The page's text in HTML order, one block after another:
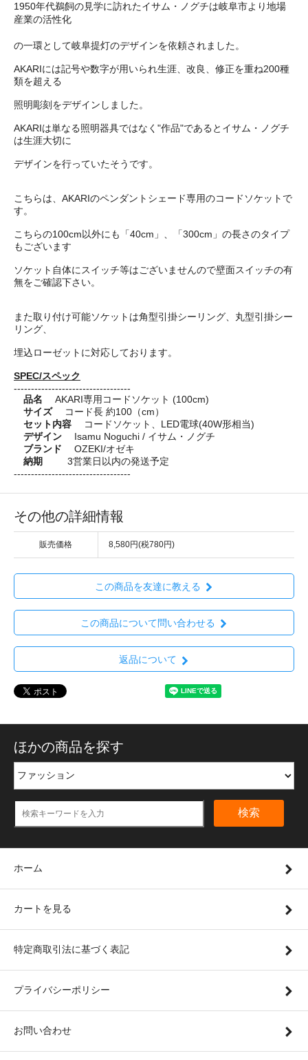
1950年代鵜飼の見学に訪れたイサム・ノグチは岐阜市より地場
産業の活性化
の一環として岐阜提灯のデザインを依頼されました。
AKARIには記号や数字が用いられ生涯、改良、修正を重ね200種
類を超える
照明彫刻をデザインしました。
AKARIは単なる照明器具ではなく"作品"であるとイサム・ノグチ
は生涯大切に
デザインを行っていたそうです。
こちらは、AKARIのペンダントシェード専用のコードソケットで
す。
こちらの100cm以外にも「40cm」、「300cm」の長さのタイプ
もございます
ソケット自体にスイッチ等はございませんので壁面スイッチの有
無をご確認下さい。
また取り付け可能ソケットは角型引掛シーリング、丸型引掛シー
リング、
埋込ローゼットに対応しております。
SPEC/スペック
----------------------------------
品名 AKARI専用コードソケット (100cm)
サイズコード長 約100（cm）
セット内容 コードソケット、LED電球(40W形相当)
デザイン Isamu Noguchi / イサム・ノグチ
ブランド OZEKI/オゼキ
納期 3営業日以内の発送予定
----------------------------------
その他の詳細情報
販売価格 8,580円(税780円)
この商品を友達に教える
この商品について問い合わせる
返品について
ほかの商品を探す
検索
ホーム
カートを見る
特定商取引法に基づく表記
プライバシーポリシー
お問い合わせ